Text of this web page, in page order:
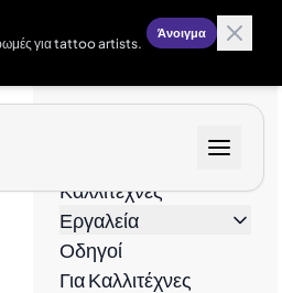
για tattoo artists.
Άνοιγμα
Καλλιτέχνες
Εργαλεία
Οδηγοί
Για Καλλιτέχνες